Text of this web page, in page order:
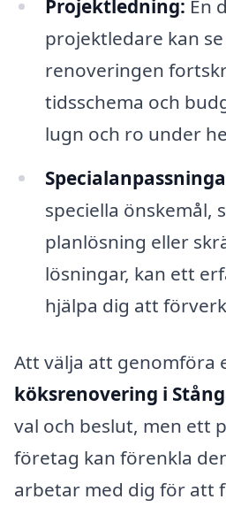
Projektledning: En
projektledare kan
renoveringen
tidsschema och
lugn och ro under
speciella önskemål,
planlösning eller
lösningar, kan ett
hjälpa dig att
Att välja att genomföra
köksrenovering i
val och beslut, men ett
företag kan förenkla
arbetar med dig för att